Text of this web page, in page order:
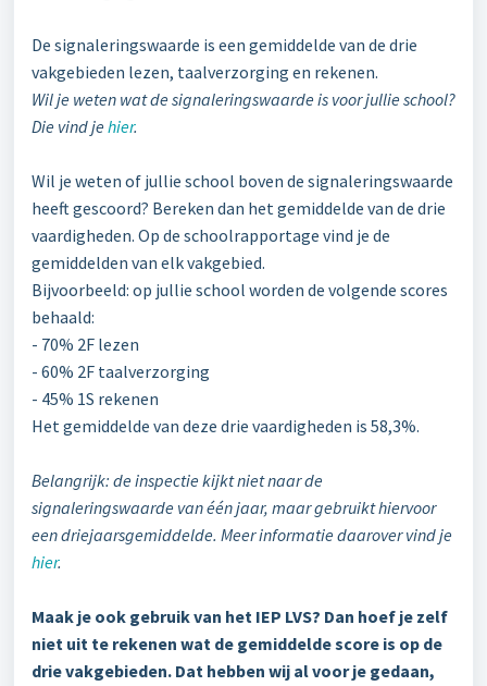
De signaleringswaarde is een gemiddelde van de drie
vakgebieden lezen, taalverzorging en rekenen.
Wil je weten wat de signaleringswaarde is voor jullie school?
Die vind je hier.
Wil je weten of jullie school boven de signaleringswaarde
heeft gescoord? Bereken dan het gemiddelde van de drie
vaardigheden. Op de schoolrapportage vind je de
gemiddelden van elk vakgebied.
Bijvoorbeeld: op jullie school worden de volgende scores
behaald:
- 70% 2F lezen
- 60% 2F taalverzorging
- 45% 1S rekenen
Het gemiddelde van deze drie vaardigheden is 58,3%.
Belangrijk: de inspectie kijkt niet naar de
signaleringswaarde van één jaar, maar gebruikt hiervoor
een driejaarsgemiddelde. Meer informatie daarover vind je
hier.
Maak je ook gebruik van het IEP LVS? Dan hoef je zelf
niet uit te rekenen wat de gemiddelde score is op de
drie vakgebieden. Dat hebben wij al voor je gedaan,